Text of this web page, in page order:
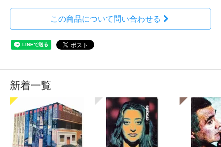
この商品について問い合わせる
新着一覧